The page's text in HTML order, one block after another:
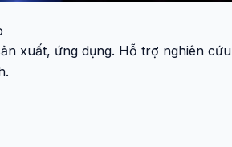
xuất, ứng dụng. Hỗ trợ nghiên cứu